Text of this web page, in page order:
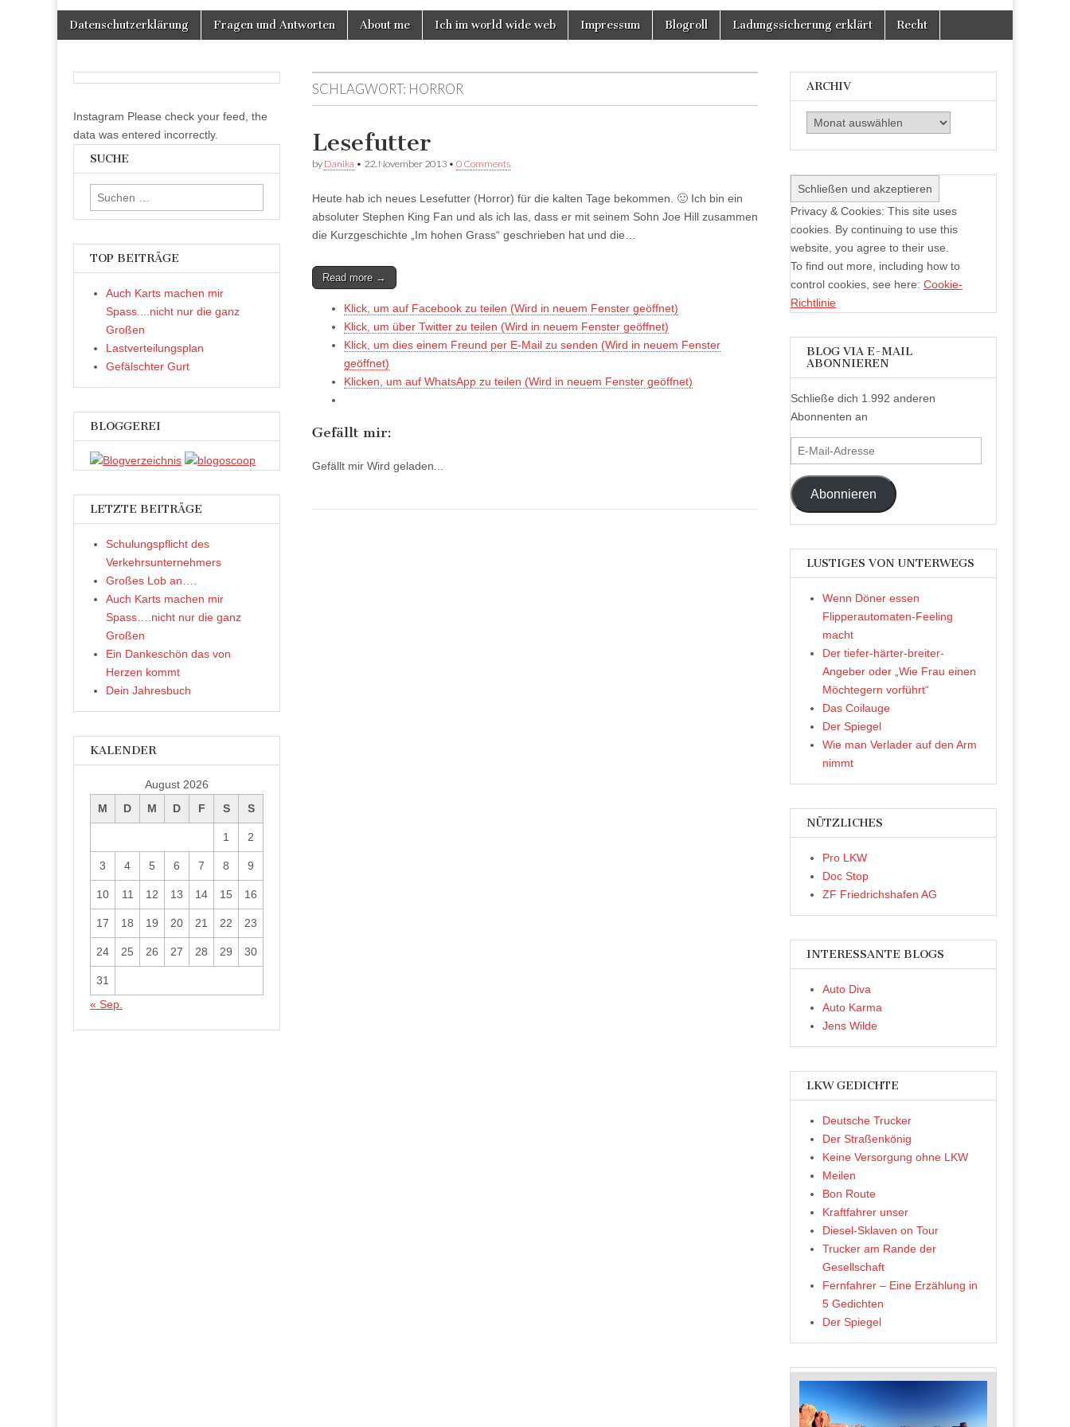
anzeigen
anzeigen
Instagram
anzeigen
Main
menu
Skip
Datenschutzerklärung Fragen und Antworten About me Ich im world wide web Impressum Blogroll Ladungssicherung erklärt Recht
SCHLAGWORT: HORROR
Lesefutter
by Danika • 22. November 2013 • 0 Comments
Heute hab ich neues Lesefutter (Horror) für die kalten Tage bekommen. 🙂 Ich bin ein
absoluter Stephen King Fan und als ich las, dass er mit seinem Sohn Joe Hill zusammen
die Kurzgeschichte „Im hohen Grass“ geschrieben hat und die…
Read more →
Klick, um auf Facebook zu teilen (Wird in neuem Fenster geöffnet)
Klick, um über Twitter zu teilen (Wird in neuem Fenster geöffnet)
Klick, um dies einem Freund per E-Mail zu senden (Wird in neuem Fenster
geöffnet)
Klicken, um auf WhatsApp zu teilen (Wird in neuem Fenster geöffnet)
Gefällt mir:
Gefällt mir Wird geladen...
Instagram Please check your feed, the
data was entered incorrectly.
SUCHE
Suchen
nach:
TOP BEITRÄGE
Auch Karts machen mir
Spass....nicht nur die ganz
Großen
Lastverteilungsplan
Gefälschter Gurt
BLOGGEREI
LETZTE BEITRÄGE
Schulungspflicht des
Verkehrsunternehmers
Großes Lob an….
Auch Karts machen mir
Spass….nicht nur die ganz
Großen
Ein Dankeschön das von
Herzen kommt
Dein Jahresbuch
KALENDER
August 2026
M
D M D F S S
1 2
3 4 5 6 7 8 9
10 11 12 13 14 15 16
17 18 19 20 21 22 23
24 25 26 27 28 29 30
31
« Sep.
ARCHIV
Archiv
Privacy & Cookies: This site uses
cookies. By continuing to use this
website, you agree to their use.
To find out more, including how to
control cookies, see here: Cookie-
Richtlinie
BLOG VIA E-MAIL
ABONNIEREN
Schließe dich 1.992 anderen
Abonnenten an
E-
Mail-
Adresse
Abonnieren
LUSTIGES VON UNTERWEGS
Wenn Döner essen
Flipperautomaten-Feeling
macht
Der tiefer-härter-breiter-
Angeber oder „Wie Frau einen
Möchtegern vorführt“
Das Coilauge
Der Spiegel
Wie man Verlader auf den Arm
nimmt
NÜTZLICHES
Pro LKW
Doc Stop
ZF Friedrichshafen AG
INTERESSANTE BLOGS
Auto Diva
Auto Karma
Jens Wilde
LKW GEDICHTE
Deutsche Trucker
Der Straßenkönig
Keine Versorgung ohne LKW
Meilen
Bon Route
Kraftfahrer unser
Diesel-Sklaven on Tour
Trucker am Rande der
Gesellschaft
Fernfahrer – Eine Erzählung in
5 Gedichten
Der Spiegel